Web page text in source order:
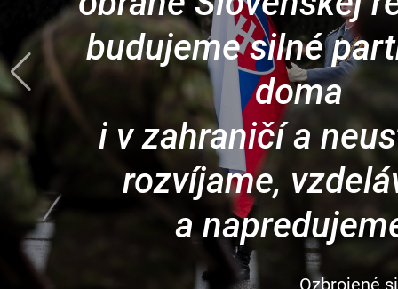
,,Kto si myslí, že
druhí vybojujú, ten
hodný."